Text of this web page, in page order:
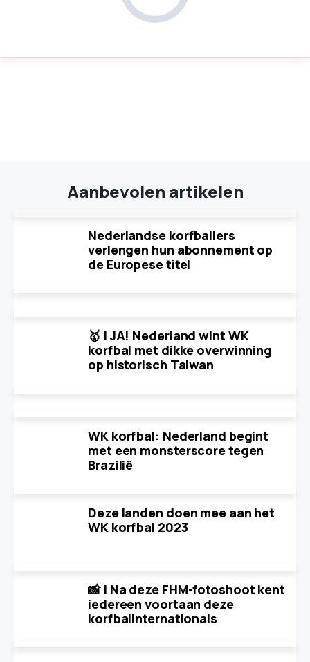
Aanbevolen artikelen
Nederlandse korfballers
verlengen hun abonnement op
de Europese titel
🥇 | JA! Nederland wint WK
korfbal met dikke overwinning
op historisch Taiwan
WK korfbal: Nederland begint
met een monsterscore tegen
Brazilië
Deze landen doen mee aan het
WK korfbal 2023
📸 | Na deze FHM-fotoshoot kent
iedereen voortaan deze
korfbalinternationals